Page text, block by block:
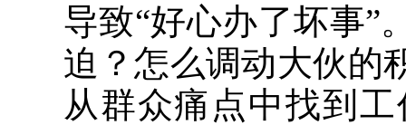
导致“好心办了坏事”
迫？怎么调动大伙的
从群众痛点中找到